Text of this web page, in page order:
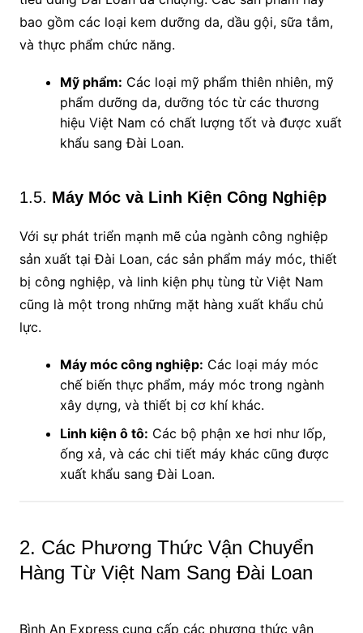
bao gồm các loại kem dưỡng da, dầu gội, sữa tắm,
và thực phẩm chức năng.
Mỹ phẩm: Các loại mỹ phẩm thiên nhiên, mỹ
phẩm dưỡng da, dưỡng tóc từ các thương
hiệu Việt Nam có chất lượng tốt và được xuất
khẩu sang Đài Loan.
1.5. Máy Móc và Linh Kiện Công Nghiệp
Với sự phát triển mạnh mẽ của ngành công nghiệp
sản xuất tại Đài Loan, các sản phẩm máy móc, thiết
bị công nghiệp, và linh kiện phụ tùng từ Việt Nam
cũng là một trong những mặt hàng xuất khẩu chủ
lực.
Máy móc công nghiệp: Các loại máy móc
chế biến thực phẩm, máy móc trong ngành
xây dựng, và thiết bị cơ khí khác.
Linh kiện ô tô: Các bộ phận xe hơi như lốp,
ống xả, và các chi tiết máy khác cũng được
xuất khẩu sang Đài Loan.
2. Các Phương Thức Vận Chuyển
Hàng Từ Việt Nam Sang Đài Loan
Bình An Express cung cấp các phương thức vận